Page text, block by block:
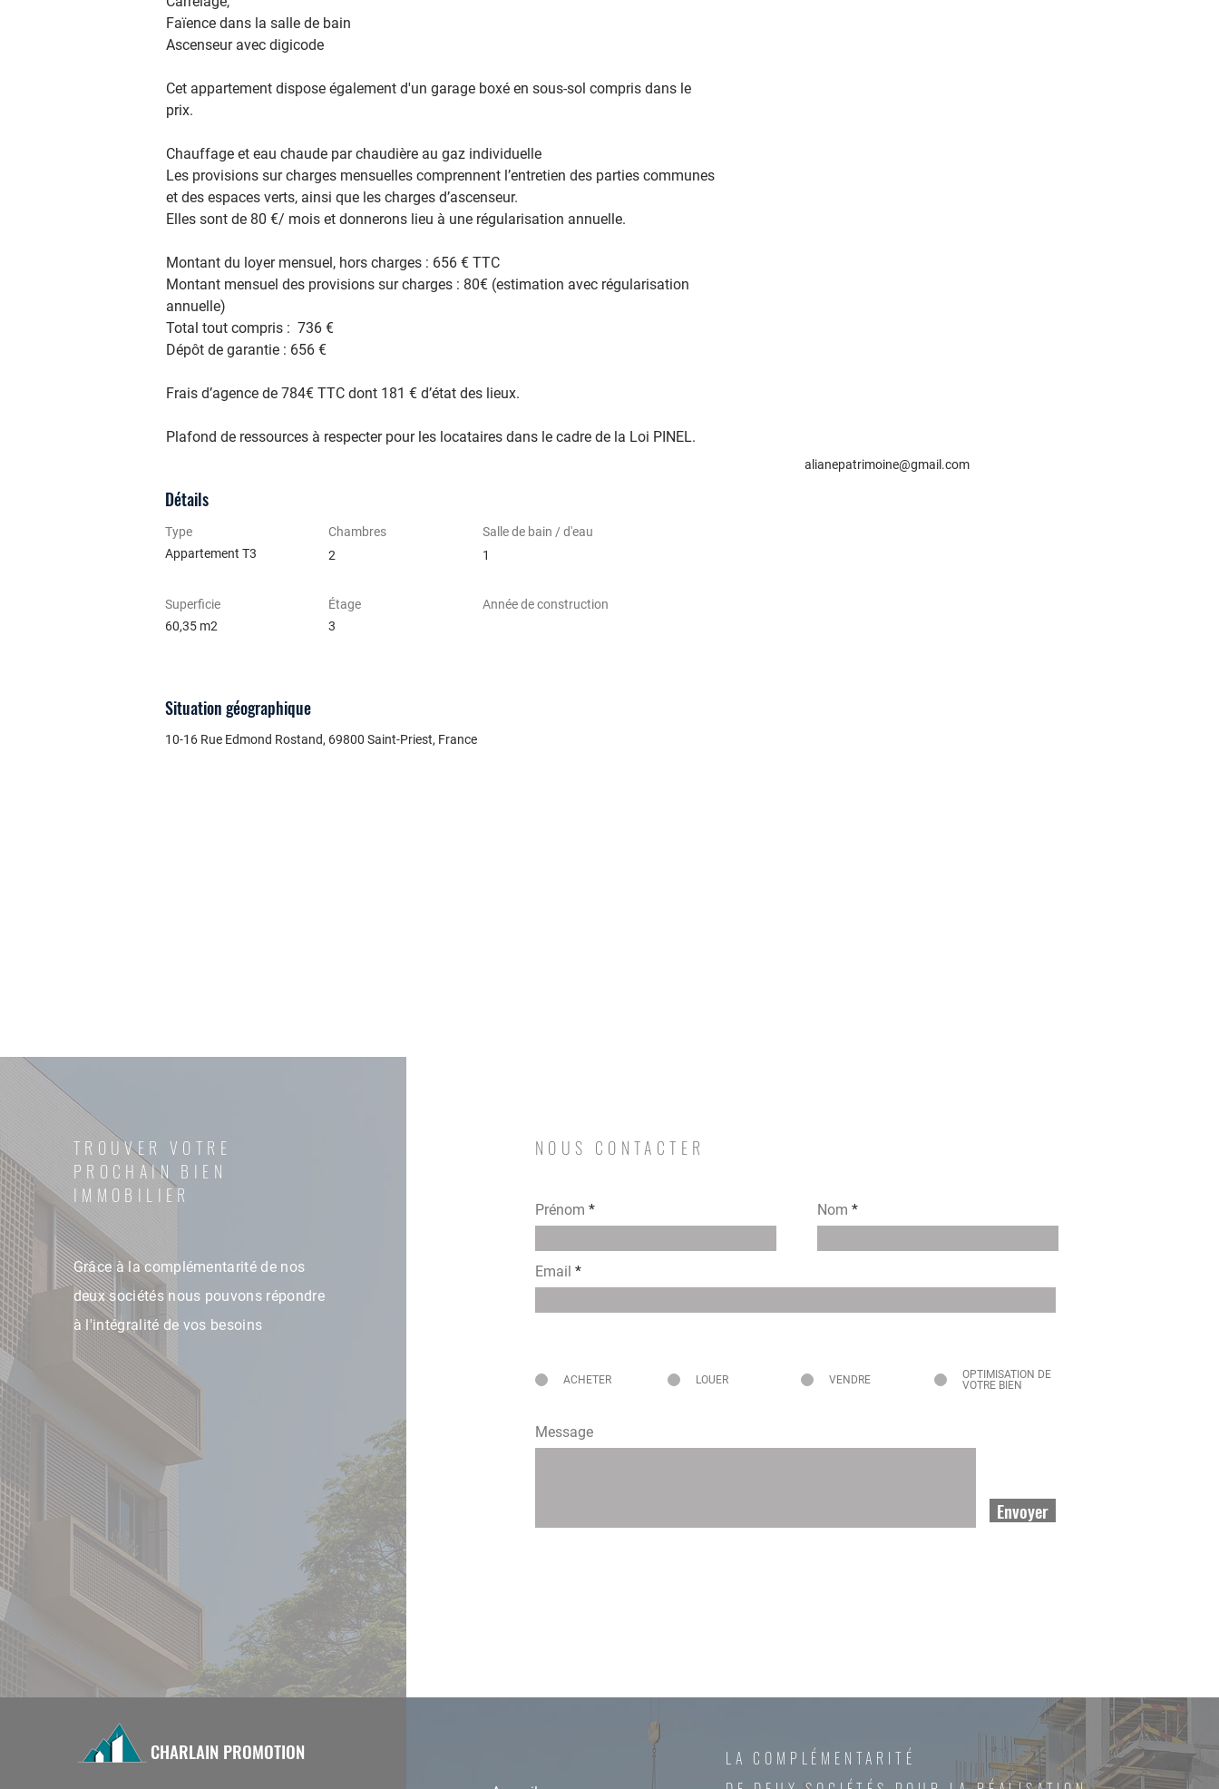
Faïence dans la salle de bain
Ascenseur avec digicode
Cet appartement dispose également d'un garage boxé en sous-sol compris dans le
prix.
Chauffage et eau chaude par chaudière au gaz individuelle
Les provisions sur charges mensuelles comprennent l’entretien des parties communes
et des espaces verts, ainsi que les charges d’ascenseur.
Elles sont de 80 €/ mois et donnerons lieu à une régularisation annuelle.
Montant du loyer mensuel, hors charges : 656 € TTC
Montant mensuel des provisions sur charges : 80€ (estimation avec régularisation
annuelle)
Total tout compris :  736 €
Dépôt de garantie : 656 €
Frais d’agence de 784€ TTC dont 181 € d’état des lieux.
Plafond de ressources à respecter pour les locataires dans le cadre de la Loi PINEL.
alianepatrimoine@gmail.com
Détails
Type
Appartement T3
Chambres
2
Salle de bain / d'eau
1
Superficie
60,35 m2
Étage
3
Année de construction
Situation géographique
10-16 Rue Edmond Rostand, 69800 Saint-Priest, France
TROUVER VOTRE
PROCHAIN BIEN
IMMOBILIER
Grâce à la complémentarité de nos
deux sociétés nous pouvons répondre
à l'intégralité de vos besoins
NOUS CONTACTER
Prénom Nom
Email
ACHETER LOUER VENDRE
OPTIMISATION DE
VOTRE BIEN
Message
Envoyer
CHARLAIN PROMOTION
LA COMPLÉMENTARITÉ